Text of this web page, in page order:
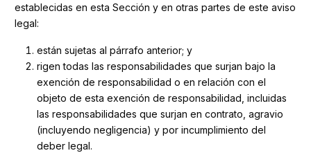
establecidas en esta Sección y en otras partes de este aviso
legal:
están sujetas al párrafo anterior; y
rigen todas las responsabilidades que surjan bajo la
exención de responsabilidad o en relación con el
objeto de esta exención de responsabilidad, incluidas
las responsabilidades que surjan en contrato, agravio
(incluyendo negligencia) y por incumplimiento del
deber legal.